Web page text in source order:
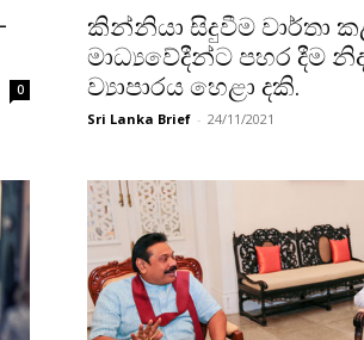
0
කින්නියා සිදුවීම වාර්තා
මාධ්‍යවේදීන්ට පහර දීම
ව්‍යාපාරය හෙළා දකි.
Sri Lanka Brief - 24/11/2021